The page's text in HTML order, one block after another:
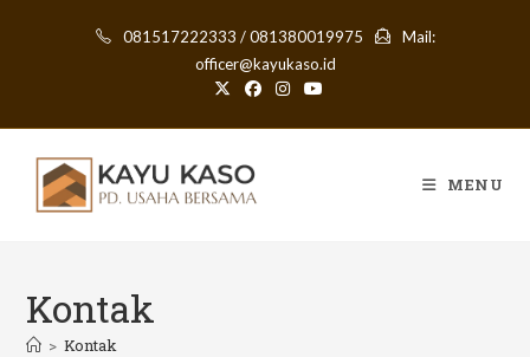
081517222333 / 081380019975
Mail:
officer@kayukaso.id
MENU
Kontak
> Kontak